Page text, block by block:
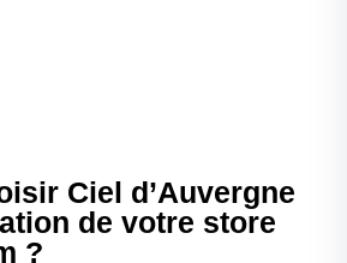
Ciel d’Auvergne
de votre store
?